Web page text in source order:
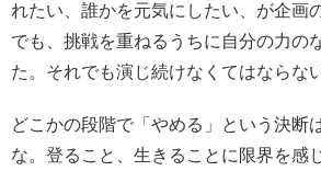
れたい、誰かを元気にしたい、が企画
でも、挑戦を重ねるうちに自分の力の
た。それでも演じ続けなくてはならな
どこかの段階で「やめる」という決断
な。登ること、生きることに限界を感